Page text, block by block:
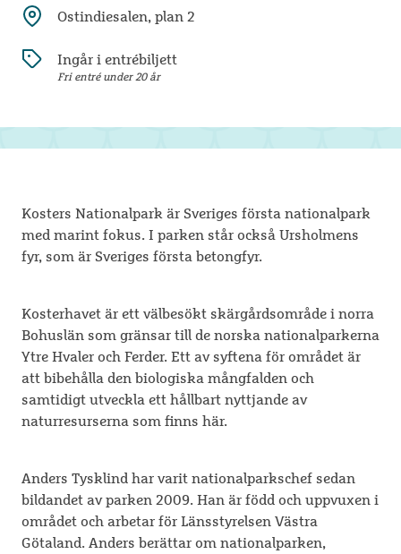
Ostindiesalen, plan 2
Ingår i entrébiljett
Fri entré under 20 år
Kosters Nationalpark är Sveriges första nationalpark
med marint fokus. I parken står också Ursholmens
fyr, som är Sveriges första betongfyr.
Kosterhavet är ett välbesökt skärgårdsområde i norra
Bohuslän som gränsar till de norska nationalparkerna
Ytre Hvaler och Ferder. Ett av syftena för området är
att bibehålla den biologiska mångfalden och
samtidigt utveckla ett hållbart nyttjande av
naturresurserna som finns här.
Anders Tysklind har varit nationalparkschef sedan
bildandet av parken 2009. Han är född och uppvuxen i
området och arbetar för Länsstyrelsen Västra
Götaland. Anders berättar om nationalparken,